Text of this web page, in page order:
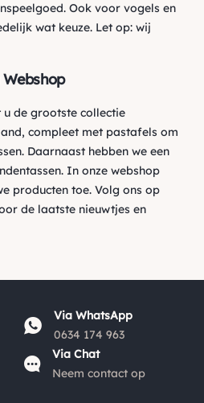
Ook voor vogels en
wat keuze. Let op: wij
de grootste collectie
compleet met pastafels om
Daarnaast hebben we een
In onze webshop
producten toe. Volg ons op
de laatste nieuwtjes en
Via WhatsApp
0634 174 963
Via Chat
Neem contact op